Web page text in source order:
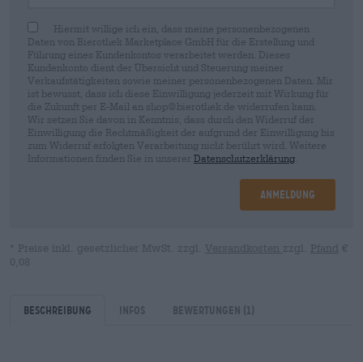
Hiermit willige ich ein, dass meine personenbezogenen
Daten von Bierothek Marketplace GmbH für die Erstellung und
Führung eines Kundenkontos verarbeitet werden. Dieses
Kundenkonto dient der Übersicht und Steuerung meiner
Verkaufstätigkeiten sowie meiner personenbezogenen Daten. Mir
ist bewusst, dass ich diese Einwilligung jederzeit mit Wirkung für
die Zukunft per E-Mail an shop@bierothek.de widerrufen kann.
Wir setzen Sie davon in Kenntnis, dass durch den Widerruf der
Einwilligung die Rechtmäßigkeit der aufgrund der Einwilligung bis
zum Widerruf erfolgten Verarbeitung nicht berührt wird. Weitere
Informationen finden Sie in unserer Datenschutzerklärung
Anmeldung
* Preise inkl. gesetzlicher MwSt. zzgl. Versandkosten zzgl. Pfand €
0,08
Beschreibung Infos Bewertungen (1)